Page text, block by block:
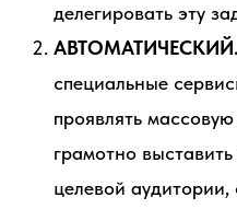
делегировать эту
АВТОМАТИЧЕСКИЙ.
специальные
проявлять
грамотно
целевой аудитории,